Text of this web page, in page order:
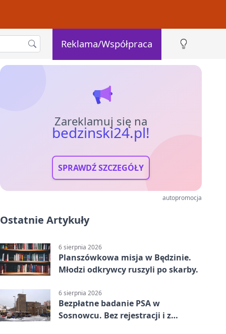
Reklama/Współpraca
Zareklamuj się na
bedzinski24.pl!
SPRAWDŹ SZCZEGÓŁY
autopromocja
Ostatnie Artykuły
6 sierpnia 2026
Planszówkowa misja w Będzinie.
Młodzi odkrywcy ruszyli po skarby.
6 sierpnia 2026
Bezpłatne badanie PSA w
Sosnowcu. Bez rejestracji i z